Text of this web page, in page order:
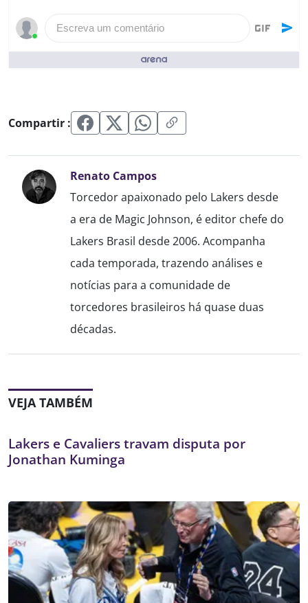
Escreva um comentário
Pessoas que curtiram ()
Compartir :
Renato Campos
Torcedor apaixonado pelo Lakers desde
a era de Magic Johnson, é editor chefe do
Lakers Brasil desde 2006. Acompanha
cada temporada, trazendo análises e
notícias para a comunidade de
torcedores brasileiros há quase duas
décadas.
VEJA TAMBÉM
Lakers e Cavaliers travam disputa por
Jonathan Kuminga